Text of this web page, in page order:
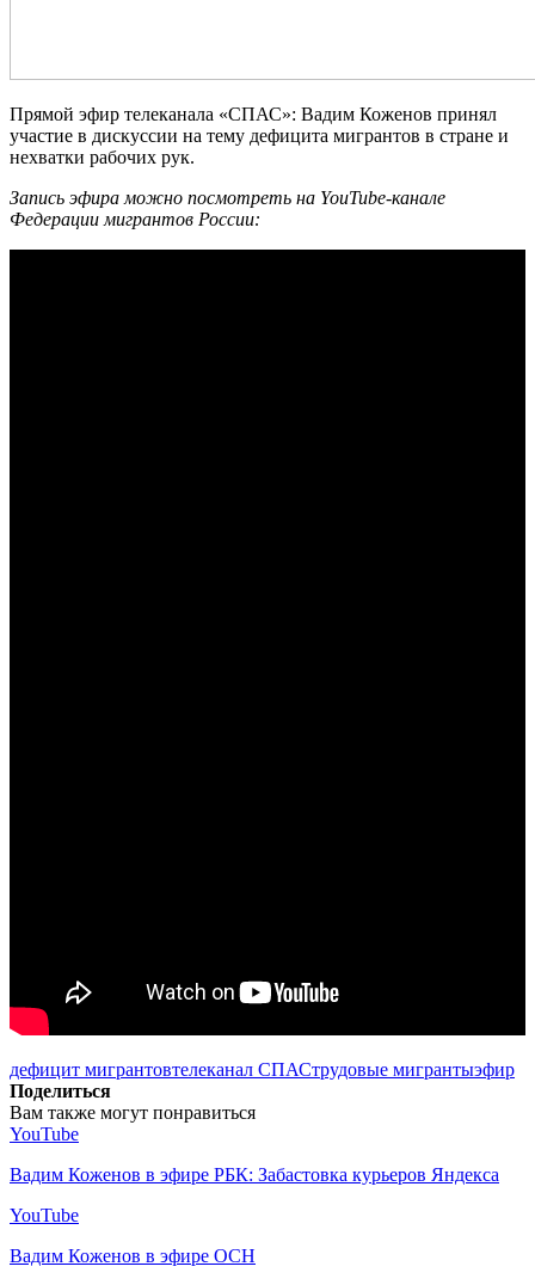
Прямой эфир телеканала «СПАС»: Вадим Коженов принял
участие в дискуссии на тему дефицита мигрантов в стране и
нехватки рабочих рук.
Запись эфира можно посмотреть на YouTube-канале
Федерации мигрантов России:
дефицит мигрантовтелеканал СПАСтрудовые мигрантыэфир
Поделиться
Вам также могут понравиться
YouTube
Вадим Коженов в эфире РБК: Забастовка курьеров Яндекса
YouTube
Вадим Коженов в эфире ОСН